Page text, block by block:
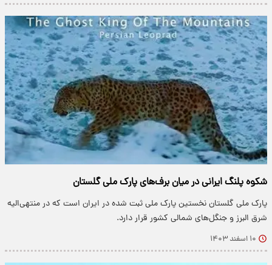
شکوه پلنگ ایرانی در میان برف‌های پارک ملی گلستان
پارک ملی گلستان نخستین پارک ملی ثبت شده در ایران است که در منتهی‌الیه
شرق البرز و جنگل‌های شمالی کشور قرار دارد.
۱۰ اسفند ۱۴۰۳